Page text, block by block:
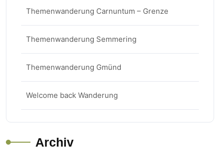
Themenwanderung Carnuntum – Grenze
Themenwanderung Semmering
Themenwanderung Gmünd
Welcome back Wanderung
Archiv